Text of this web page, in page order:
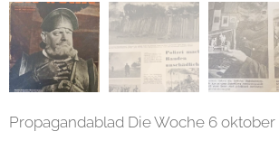
Propagandablad Die Woche 6